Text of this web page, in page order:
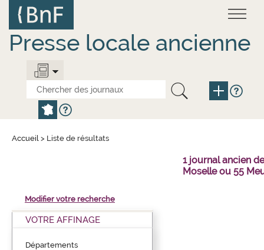
contenu
principal
Presse locale ancienne
Accueil > Liste de résultats
1 journal ancien
Moselle ou 55
Modifier votre recherche
VOTRE AFFINAGE
Départements
Panneau de gestion des cookies